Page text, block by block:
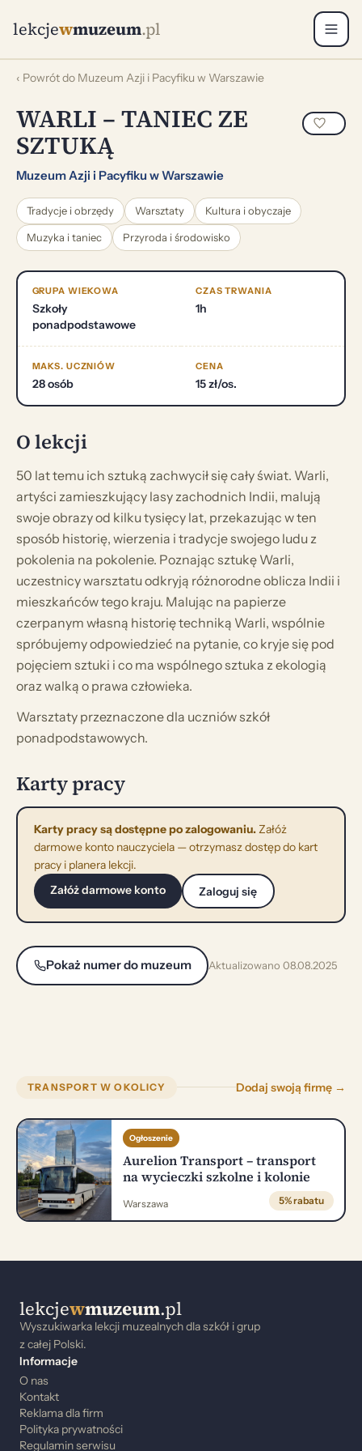
lekcjewmuzeum.pl
‹ Powrót do Muzeum Azji i Pacyfiku w Warszawie
WARLI – TANIEC ZE
SZTUKĄ
Muzeum Azji i Pacyfiku w Warszawie
Tradycje i obrzędy Warsztaty Kultura i obyczaje
Muzyka i taniec Przyroda i środowisko
GRUPA WIEKOWA
Szkoły
ponadpodstawowe
CZAS TRWANIA
1h
MAKS. UCZNIÓW
28 osób
CENA
15 zł/os.
O lekcji
50 lat temu ich sztuką zachwycił się cały świat. Warli,
artyści zamieszkujący lasy zachodnich Indii, malują
swoje obrazy od kilku tysięcy lat, przekazując w ten
sposób historię, wierzenia i tradycje swojego ludu z
pokolenia na pokolenie. Poznając sztukę Warli,
uczestnicy warsztatu odkryją różnorodne oblicza Indii i
mieszkańców tego kraju. Malując na papierze
czerpanym własną historię techniką Warli, wspólnie
spróbujemy odpowiedzieć na pytanie, co kryje się pod
pojęciem sztuki i co ma wspólnego sztuka z ekologią
oraz walką o prawa człowieka.
Warsztaty przeznaczone dla uczniów szkół
ponadpodstawowych.
Karty pracy
Karty pracy są dostępne po zalogowaniu.Załóż
darmowe konto nauczyciela — otrzymasz dostęp do kart
pracy i planera lekcji.
Załóż darmowe konto
Zaloguj się
Pokaż numer do muzeum Aktualizowano 08.08.2025
TRANSPORT W OKOLICY Dodaj swoją firmę →
Ogłoszenie
Aurelion Transport – transport
na wycieczki szkolne i kolonie
Warszawa 5% rabatu
lekcjewmuzeum.pl
Wyszukiwarka lekcji muzealnych dla szkół i grup
z całej Polski.
Informacje
O nas
Kontakt
Reklama dla firm
Polityka prywatności
Regulamin serwisu